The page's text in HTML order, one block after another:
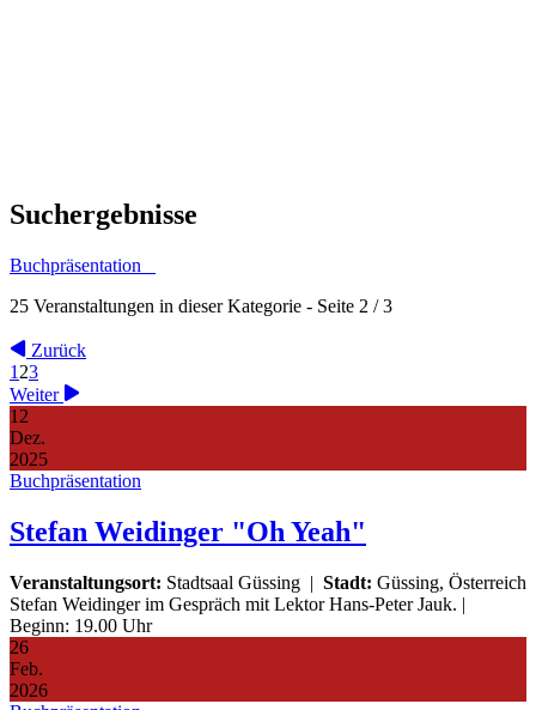
Suchergebnisse
Buchpräsentation
25 Veranstaltungen in dieser Kategorie - Seite 2 / 3
Zurück
1 23
Weiter
12
Dez.
2025
Buchpräsentation
Stefan Weidinger "Oh Yeah"
Veranstaltungsort: Stadtsaal Güssing | Stadt: Güssing, Österreich
Stefan Weidinger im Gespräch mit Lektor Hans-Peter Jauk. |
Beginn: 19.00 Uhr
26
Feb.
2026